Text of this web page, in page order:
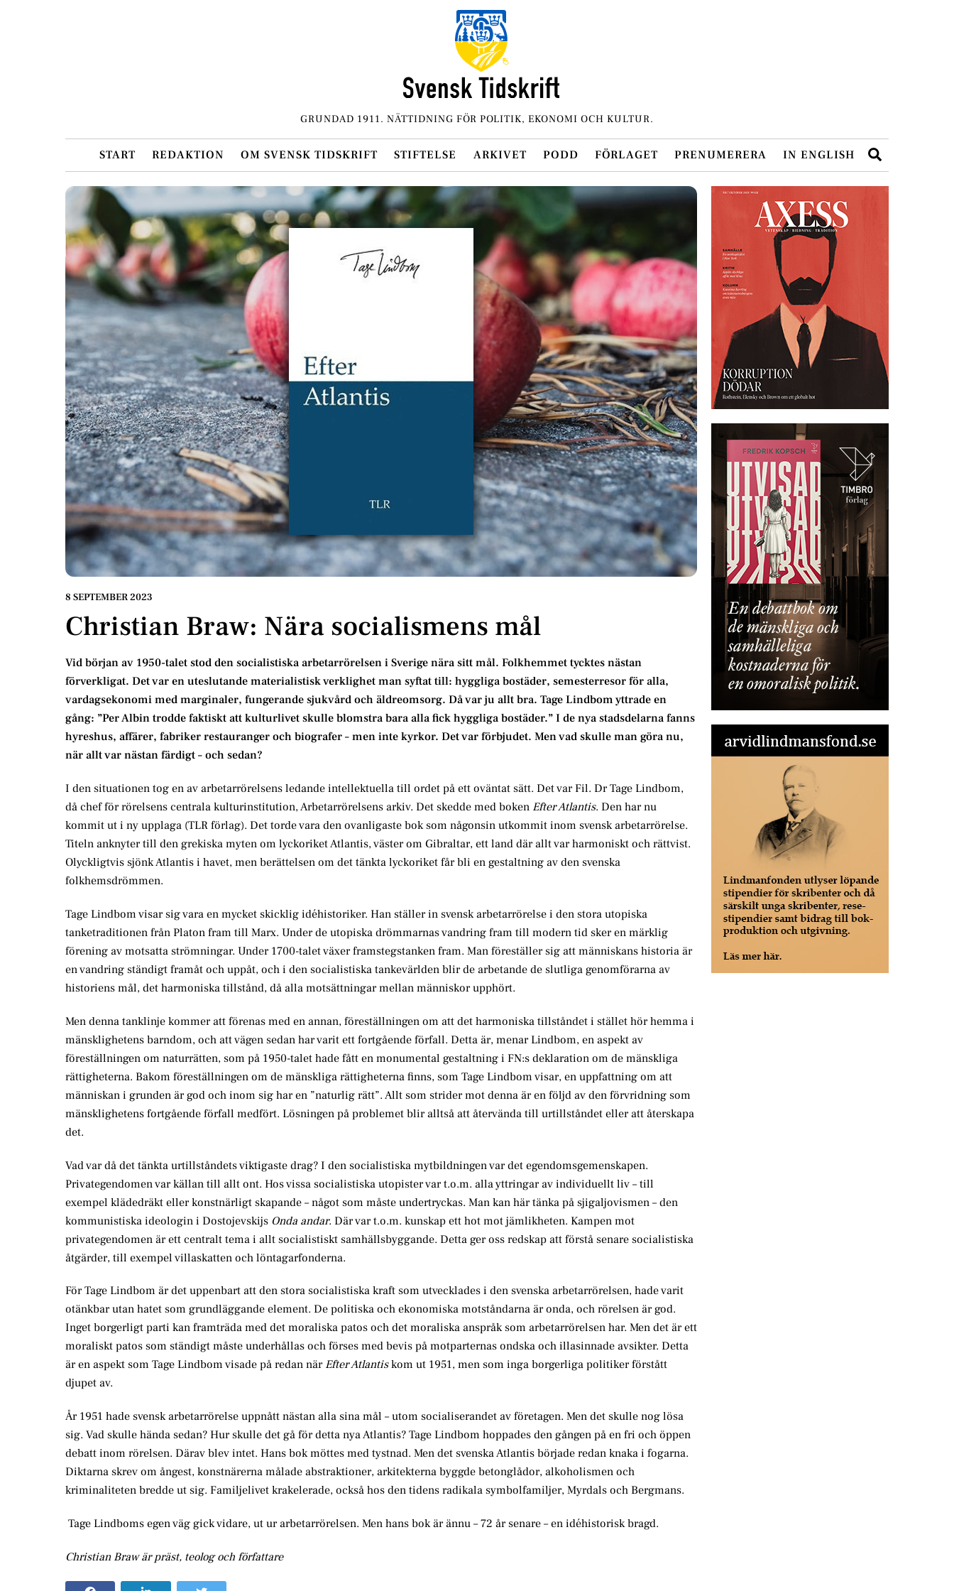
GRUNDAD 1911. NÄTTIDNING FÖR POLITIK, EKONOMI OCH KULTUR.
START REDAKTION OM SVENSK TIDSKRIFT STIFTELSE ARKIVET PODD FÖRLAGET PRENUMERERA IN ENGLISH
8 SEPTEMBER 2023
Christian Braw: Nära socialismens mål
Vid början av 1950-talet stod den socialistiska arbetarrörelsen i Sverige nära sitt mål. Folkhemmet tycktes nästan
förverkligat. Det var en uteslutande materialistisk verklighet man syftat till: hyggliga bostäder, semesterresor för alla,
vardagsekonomi med marginaler, fungerande sjukvård och äldreomsorg. Då var ju allt bra. Tage Lindbom yttrade en
gång: ”Per Albin trodde faktiskt att kulturlivet skulle blomstra bara alla fick hyggliga bostäder.” I de nya stadsdelarna fanns
hyreshus, affärer, fabriker restauranger och biografer – men inte kyrkor. Det var förbjudet. Men vad skulle man göra nu,
när allt var nästan färdigt – och sedan?
I den situationen tog en av arbetarrörelsens ledande intellektuella till ordet på ett oväntat sätt. Det var Fil. Dr Tage Lindbom,
då chef för rörelsens centrala kulturinstitution, Arbetarrörelsens arkiv. Det skedde med boken Efter Atlantis. Den har nu
kommit ut i ny upplaga (TLR förlag). Det torde vara den ovanligaste bok som någonsin utkommit inom svensk arbetarrörelse.
Titeln anknyter till den grekiska myten om lyckoriket Atlantis, väster om Gibraltar, ett land där allt var harmoniskt och rättvist.
Olyckligtvis sjönk Atlantis i havet, men berättelsen om det tänkta lyckoriket får bli en gestaltning av den svenska
folkhemsdrömmen.
Tage Lindbom visar sig vara en mycket skicklig idéhistoriker. Han ställer in svensk arbetarrörelse i den stora utopiska
tanketraditionen från Platon fram till Marx. Under de utopiska drömmarnas vandring fram till modern tid sker en märklig
förening av motsatta strömningar. Under 1700-talet växer framstegstanken fram. Man föreställer sig att människans historia är
en vandring ständigt framåt och uppåt, och i den socialistiska tankevärlden blir de arbetande de slutliga genomförarna av
historiens mål, det harmoniska tillstånd, då alla motsättningar mellan människor upphört.
Men denna tanklinje kommer att förenas med en annan, föreställningen om att det harmoniska tillståndet i stället hör hemma i
mänsklighetens barndom, och att vägen sedan har varit ett fortgående förfall. Detta är, menar Lindbom, en aspekt av
föreställningen om naturrätten, som på 1950-talet hade fått en monumental gestaltning i FN:s deklaration om de mänskliga
rättigheterna. Bakom föreställningen om de mänskliga rättigheterna finns, som Tage Lindbom visar, en uppfattning om att
människan i grunden är god och inom sig har en ”naturlig rätt”. Allt som strider mot denna är en följd av den förvridning som
mänsklighetens fortgående förfall medfört. Lösningen på problemet blir alltså att återvända till urtillståndet eller att återskapa
det.
Vad var då det tänkta urtillståndets viktigaste drag? I den socialistiska mytbildningen var det egendomsgemenskapen.
Privategendomen var källan till allt ont. Hos vissa socialistiska utopister var t.o.m. alla yttringar av individuellt liv – till
exempel klädedräkt eller konstnärligt skapande – något som måste undertryckas. Man kan här tänka på sjigaljovismen – den
kommunistiska ideologin i Dostojevskijs Onda andar. Där var t.o.m. kunskap ett hot mot jämlikheten. Kampen mot
privategendomen är ett centralt tema i allt socialistiskt samhällsbyggande. Detta ger oss redskap att förstå senare socialistiska
åtgärder, till exempel villaskatten och löntagarfonderna.
För Tage Lindbom är det uppenbart att den stora socialistiska kraft som utvecklades i den svenska arbetarrörelsen, hade varit
otänkbar utan hatet som grundläggande element. De politiska och ekonomiska motståndarna är onda, och rörelsen är god.
Inget borgerligt parti kan framträda med det moraliska patos och det moraliska anspråk som arbetarrörelsen har. Men det är ett
moraliskt patos som ständigt måste underhållas och förses med bevis på motparternas ondska och illasinnade avsikter. Detta
är en aspekt som Tage Lindbom visade på redan när Efter Atlantiskom ut 1951, men som inga borgerliga politiker förstått
djupet av.
År 1951 hade svensk arbetarrörelse uppnått nästan alla sina mål – utom socialiserandet av företagen. Men det skulle nog lösa
sig. Vad skulle hända sedan? Hur skulle det gå för detta nya Atlantis? Tage Lindbom hoppades den gången på en fri och öppen
debatt inom rörelsen. Därav blev intet. Hans bok möttes med tystnad. Men det svenska Atlantis började redan knaka i fogarna.
Diktarna skrev om ångest, konstnärerna målade abstraktioner, arkitekterna byggde betonglådor, alkoholismen och
kriminaliteten bredde ut sig. Familjelivet krakelerade, också hos den tidens radikala symbolfamiljer, Myrdals och Bergmans.
Tage Lindboms egen väg gick vidare, ut ur arbetarrörelsen. Men hans bok är ännu – 72 år senare – en idéhistorisk bragd.
Christian Braw är präst, teolog och författare